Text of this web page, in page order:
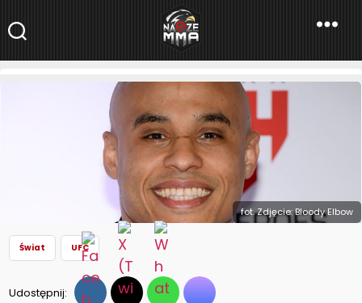
NaszeMMA
Aktualności»Świat»Ali Abdelaziz tłumaczy kulisy
spotkań Khabiba Nurmagomedova z Ramzanem Kadyrovem
fot. Zdjęcie: Bloody Elbow
Świat UFC
Udostępnij: